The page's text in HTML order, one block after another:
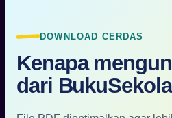
DOWNLOAD CERDAS
Kenapa
dari